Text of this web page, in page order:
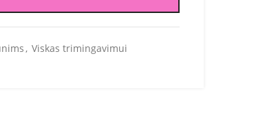
, Viskas trimingavimui